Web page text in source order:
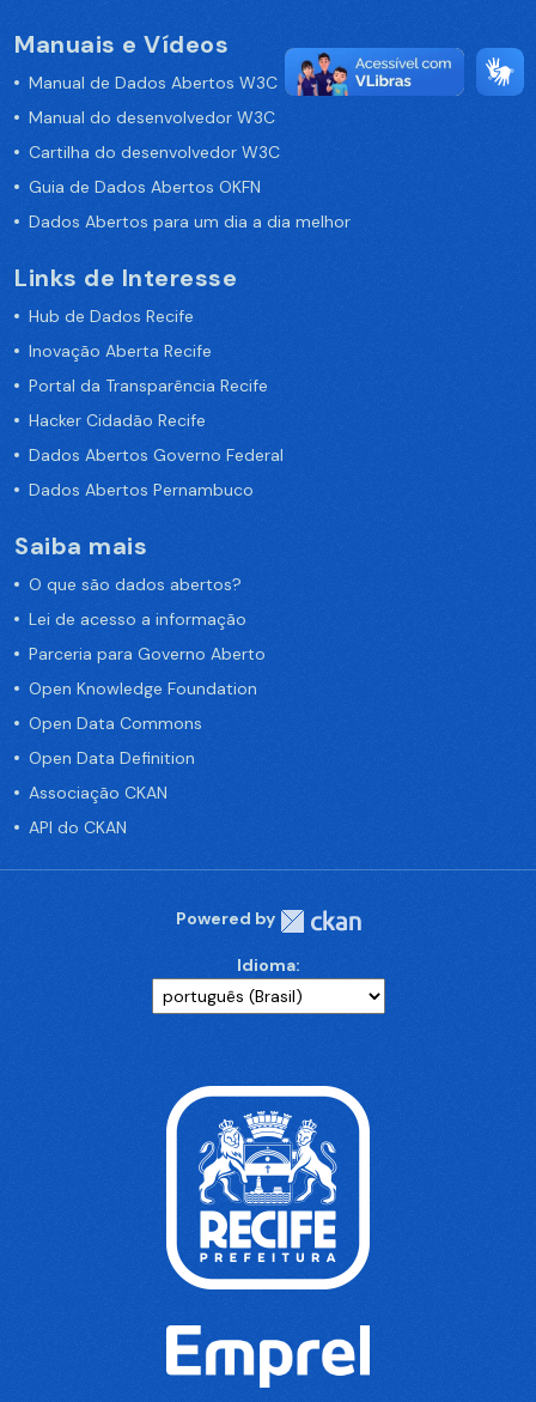
Manuais e Vídeos
Manual de Dados Abertos W3C
Manual do desenvolvedor W3C
Cartilha do desenvolvedor W3C
Guia de Dados Abertos OKFN
Dados Abertos para um dia a dia melhor
Links de Interesse
Hub de Dados Recife
Inovação Aberta Recife
Portal da Transparência Recife
Hacker Cidadão Recife
Dados Abertos Governo Federal
Dados Abertos Pernambuco
Saiba mais
O que são dados abertos?
Lei de acesso a informação
Parceria para Governo Aberto
Open Knowledge Foundation
Open Data Commons
Open Data Definition
Associação CKAN
API do CKAN
Powered by
Idioma